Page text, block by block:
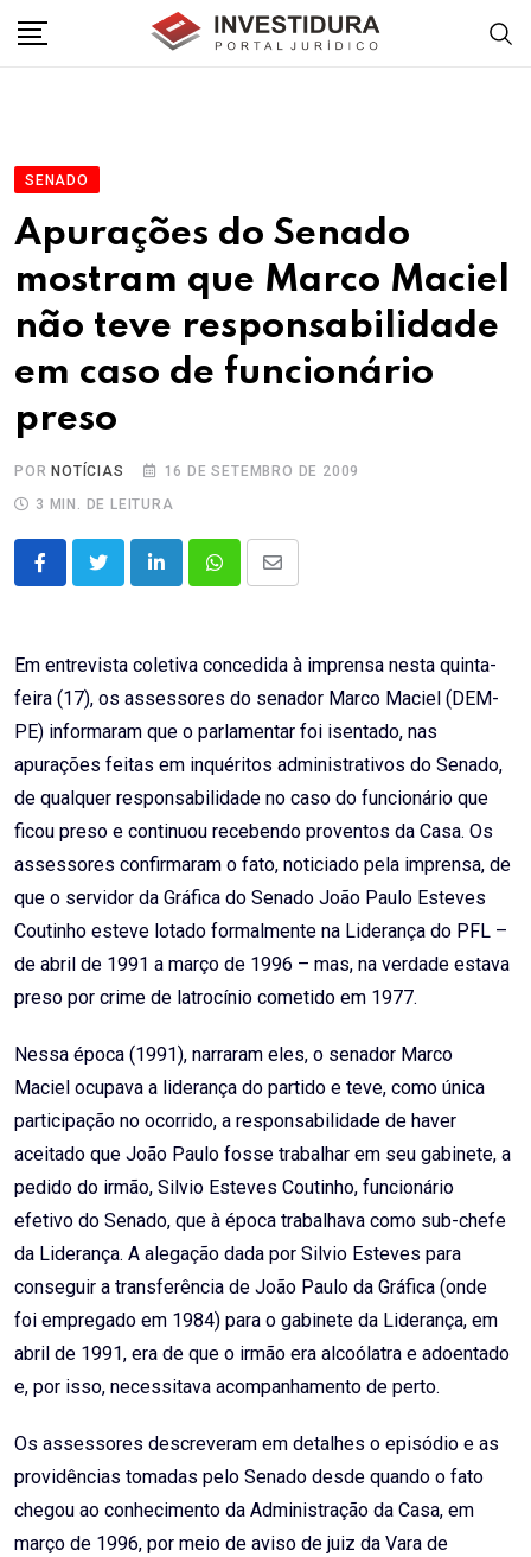
SENADO
Apurações do Senado
mostram que Marco Maciel
não teve responsabilidade
em caso de funcionário
preso
POR NOTÍCIAS
16 DE SETEMBRO DE 2009
3 MIN. DE LEITURA
LinkedInWhatsappShare
Em entrevista coletiva concedida à imprensa nesta quinta-
feira (17), os assessores do senador Marco Maciel (DEM-
PE) informaram que o parlamentar foi isentado, nas
apurações feitas em inquéritos administrativos do Senado,
de qualquer responsabilidade no caso do funcionário que
ficou preso e continuou recebendo proventos da Casa. Os
assessores confirmaram o fato, noticiado pela imprensa, de
que o servidor da Gráfica do Senado João Paulo Esteves
Coutinho esteve lotado formalmente na Liderança do PFL –
de abril de 1991 a março de 1996 – mas, na verdade estava
preso por crime de latrocínio cometido em 1977.
Nessa época (1991), narraram eles, o senador Marco
Maciel ocupava a liderança do partido e teve, como única
participação no ocorrido, a responsabilidade de haver
aceitado que João Paulo fosse trabalhar em seu gabinete, a
pedido do irmão, Silvio Esteves Coutinho, funcionário
efetivo do Senado, que à época trabalhava como sub-chefe
da Liderança. A alegação dada por Silvio Esteves para
conseguir a transferência de João Paulo da Gráfica (onde
foi empregado em 1984) para o gabinete da Liderança, em
abril de 1991, era de que o irmão era alcoólatra e adoentado
e, por isso, necessitava acompanhamento de perto.
Os assessores descreveram em detalhes o episódio e as
providências tomadas pelo Senado desde quando o fato
chegou ao conhecimento da Administração da Casa, em
março de 1996, por meio de aviso de juiz da Vara de